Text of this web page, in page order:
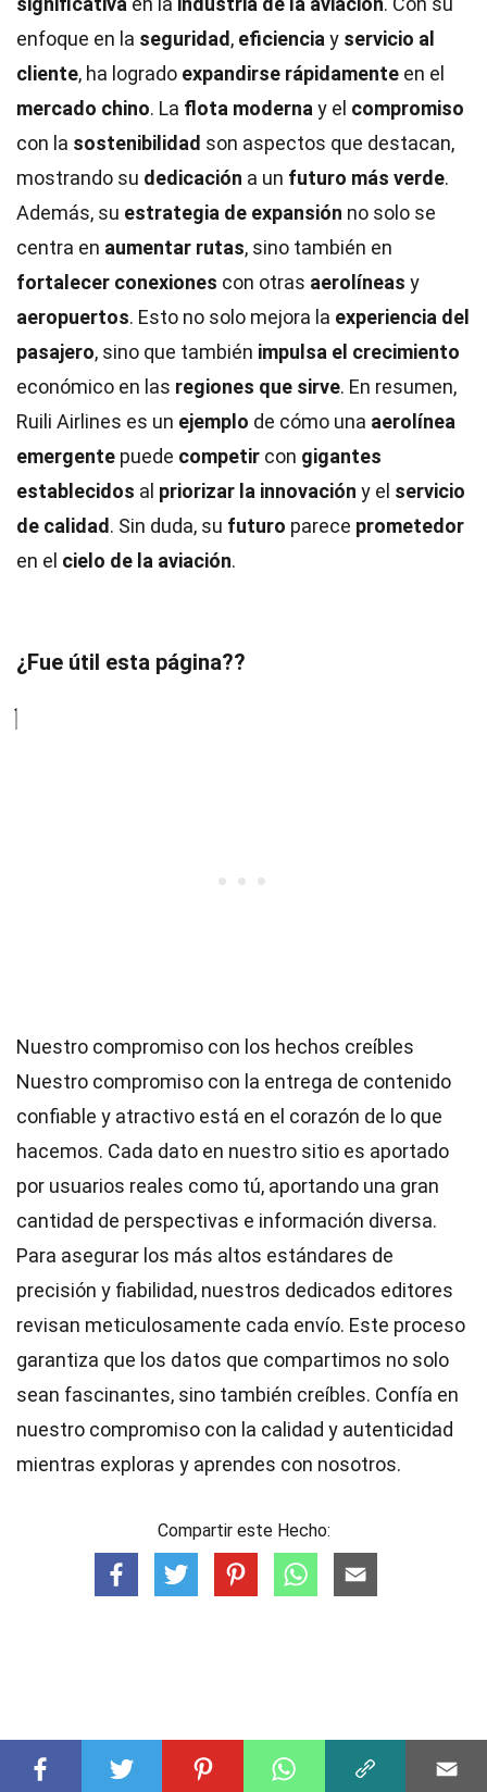
enfoque en la seguridad , eficiencia y servicio al
cliente, ha logrado expandirse rápidamente en el
mercado chino. La flota moderna y el compromiso
con la sostenibilidad son aspectos que destacan,
mostrando su dedicación a un futuro más verde.
Además, su estrategia de expansión no solo se
centra en aumentar rutas, sino también en
fortalecer conexiones con otras aerolíneas y
aeropuertos. Esto no solo mejora la experiencia del
pasajero, sino que también impulsa el crecimiento
económico en las regiones que sirve. En resumen,
Ruili Airlines es un ejemplo de cómo una aerolínea
emergente puede competir con gigantes
establecidos al priorizar la innovación y el servicio
de calidad . Sin duda, su futuro parece prometedor
en el cielo de la aviación.
¿Fue útil esta página??
Nuestro compromiso con los hechos creíbles
Nuestro compromiso con la entrega de contenido
confiable y atractivo está en el corazón de lo que
hacemos. Cada dato en nuestro sitio es aportado
por usuarios reales como tú, aportando una gran
cantidad de perspectivas e información diversa.
Para asegurar los más altos estándares de
precisión y fiabilidad, nuestros dedicados editores
revisan meticulosamente cada envío. Este proceso
garantiza que los datos que compartimos no solo
sean fascinantes, sino también creíbles. Confía en
nuestro compromiso con la calidad y autenticidad
mientras exploras y aprendes con nosotros.
Compartir este Hecho: